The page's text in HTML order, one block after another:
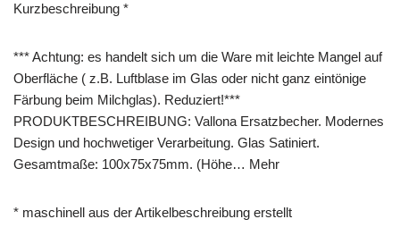
Kurzbeschreibung *
*** Achtung: es handelt sich um die Ware mit leichte Mangel auf
Oberfläche ( z.B. Luftblase im Glas oder nicht ganz eintönige
Färbung beim Milchglas). Reduziert!***
PRODUKTBESCHREIBUNG: Vallona Ersatzbecher. Modernes
Design und hochwetiger Verarbeitung. Glas Satiniert.
Gesamtmaße: 100x75x75mm. (Höhe… Mehr
* maschinell aus der Artikelbeschreibung erstellt